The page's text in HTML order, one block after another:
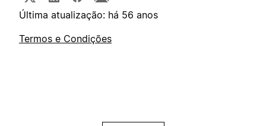
Última atualização: há 56 anos
Termos e Condições